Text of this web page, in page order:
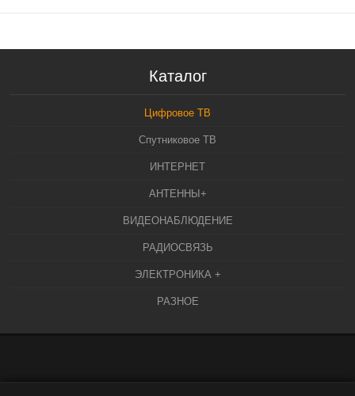
Каталог
Цифровое ТВ
Спутниковое ТВ
ИНТЕРНЕТ
АНТЕННЫ+
ВИДЕОНАБЛЮДЕНИЕ
РАДИОСВЯЗЬ
ЭЛЕКТРОНИКА +
РАЗНОЕ